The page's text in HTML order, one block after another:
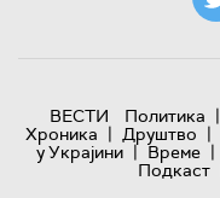
ВЕСТИ Политика |
Хроника | Друштво |
у Украјини | Време |
Подкаст